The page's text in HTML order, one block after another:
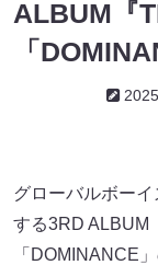
ALBUM『
「
グローバルボー
する3RD ALBUM
「DOMINANCE